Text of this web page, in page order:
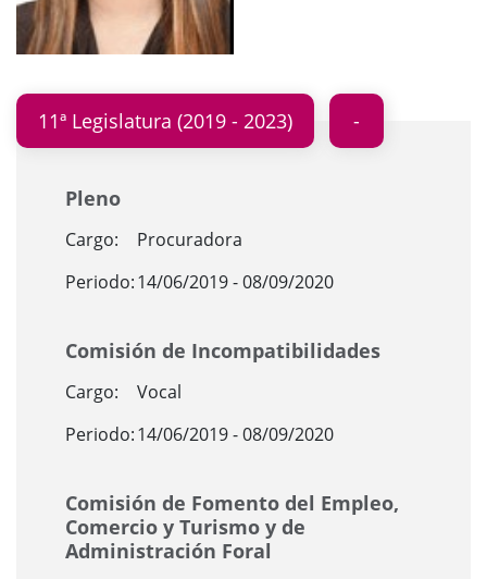
11ª Legislatura (2019 - 2023)
Pleno
Cargo:
Procuradora
Periodo:14/06/2019 - 08/09/2020
Comisión de Incompatibilidades
Cargo:
Vocal
Periodo:14/06/2019 - 08/09/2020
Comisión de Fomento del Empleo,
Comercio y Turismo y de
Administración Foral